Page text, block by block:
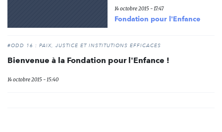
14 octobre 2015 - 17:47
Fondation pour l'Enfance
#ODD 16 : PAIX, JUSTICE ET INSTITUTIONS EFFICACES
Bienvenue à la Fondation pour l'Enfance !
14 octobre 2015 - 15:40